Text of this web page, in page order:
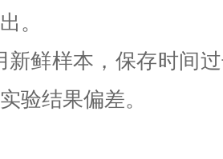
。
鲜样本，保存时间
验结果偏差。